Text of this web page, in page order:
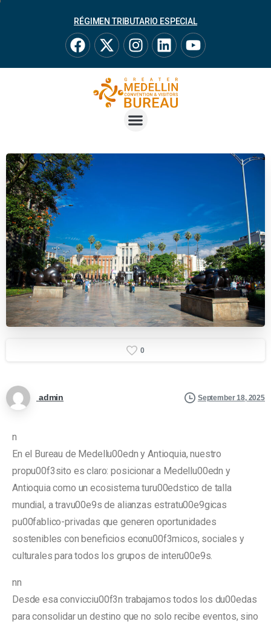
RÉGIMEN TRIBUTARIO ESPECIAL
0
admin September 18, 2025
n
En el Bureau de Medellu00edn y Antioquia, nuestro
propu00f3sito es claro: posicionar a Medellu00edn y
Antioquia como un ecosistema turu00edstico de talla
mundial, a travu00e9s de alianzas estratu00e9gicas
pu00fablico-privadas que generen oportunidades
sostenibles con beneficios econu00f3micos, sociales y
culturales para todos los grupos de interu00e9s.
nn
Desde esa convicciu00f3n trabajamos todos los du00edas
para consolidar un destino que no solo recibe eventos, sino